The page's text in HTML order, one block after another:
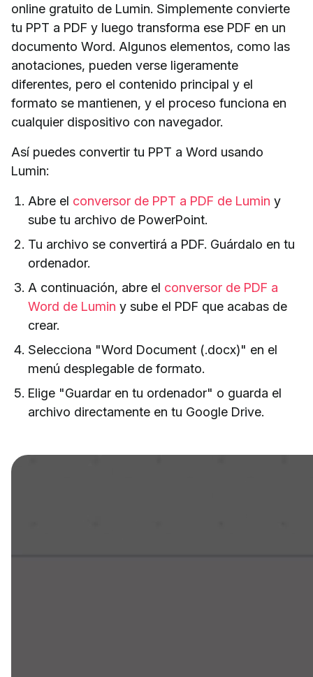
online gratuito de Lumin. Simplemente convierte
tu PPT a PDF y luego transforma ese PDF en un
documento Word. Algunos elementos, como las
anotaciones, pueden verse ligeramente
diferentes, pero el contenido principal y el
formato se mantienen, y el proceso funciona en
cualquier dispositivo con navegador.
Así puedes convertir tu PPT a Word usando
Lumin:
Abre el conversor de PPT a PDF de Lumin y
sube tu archivo de PowerPoint.
Tu archivo se convertirá a PDF. Guárdalo en tu
ordenador.
A continuación, abre el conversor de PDF a
Word de Lumin y sube el PDF que acabas de
crear.
Selecciona "Word Document (.docx)" en el
menú desplegable de formato.
Elige "Guardar en tu ordenador" o guarda el
archivo directamente en tu Google Drive.